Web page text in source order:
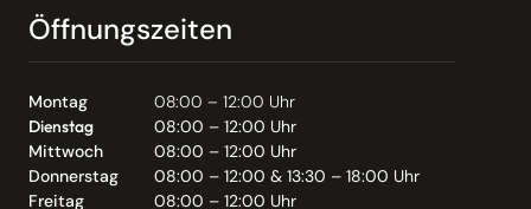
Öffnungszeiten
Montag
08:00 – 12:00 Uhr
Dienstag
08:00 – 12:00 Uhr
Mittwoch
08:00 – 12:00 Uhr
Donnerstag
08:00 – 12:00 & 13:30 – 18:00 Uhr
Freitag
08:00 – 12:00 Uhr